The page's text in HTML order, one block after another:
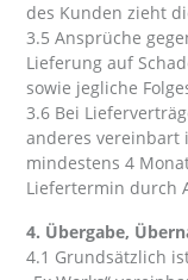
des Kunden zieht
3.5 Ansprüche
Lieferung auf
sowie jegliche
3.6 Bei
anderes vereinbart
mindestens 4
Liefertermin durch
4. Übergabe,
4.1 Grundsätzlich